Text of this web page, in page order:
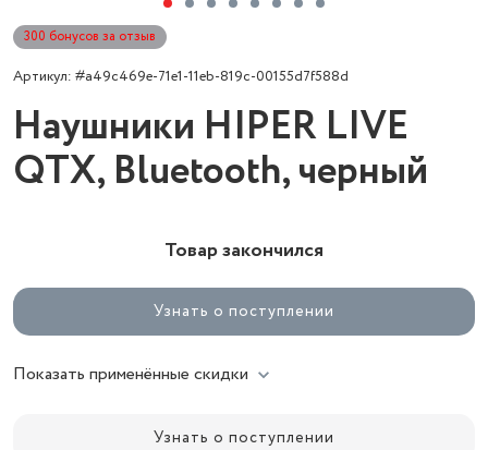
300 бонусов за отзыв
Артикул: #a49c469e-71e1-11eb-819c-00155d7f588d
Наушники HIPER LIVE
QTX, Bluetooth, черный
Товар закончился
Узнать о поступлении
Показать применённые скидки
Узнать о поступлении